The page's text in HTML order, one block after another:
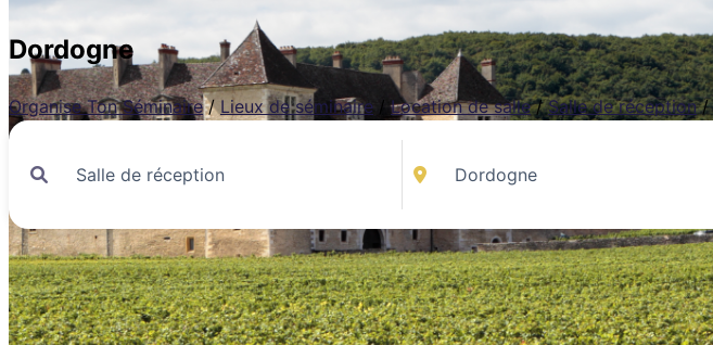
Dordogne
Organise Ton Séminaire / Lieux de séminaire / Location de salle / Salle de réception /